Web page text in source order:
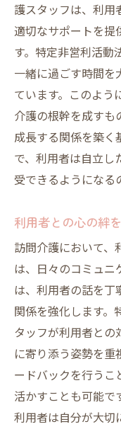
利用者の
スタッフ
温かいサ
せる理由
訪問介護利用
深い信頼
利用者の
絆を深め
利用者が
絆が強ま
豊かな人生経
人生経験
利用者の
訪問介護
高齢者か
訪問介護
経験を活
護スタッフは、利用
適切なサポートを提
す。特定非営利活動
一緒に過ごす時間を
ています。このよう
介護の根幹を成すも
成長する関係を築く
で、利用者は自立し
受できるようになる
利用者との心の絆
訪問介護において、
は、日々のコミュニ
は、利用者の話を丁
関係を強化します。
タッフが利用者との
に寄り添う姿勢を重
ードバックを行うこ
活かすことも可能で
利用者は自分が大切